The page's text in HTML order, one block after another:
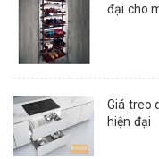
đại cho
Giá treo
hiện đại